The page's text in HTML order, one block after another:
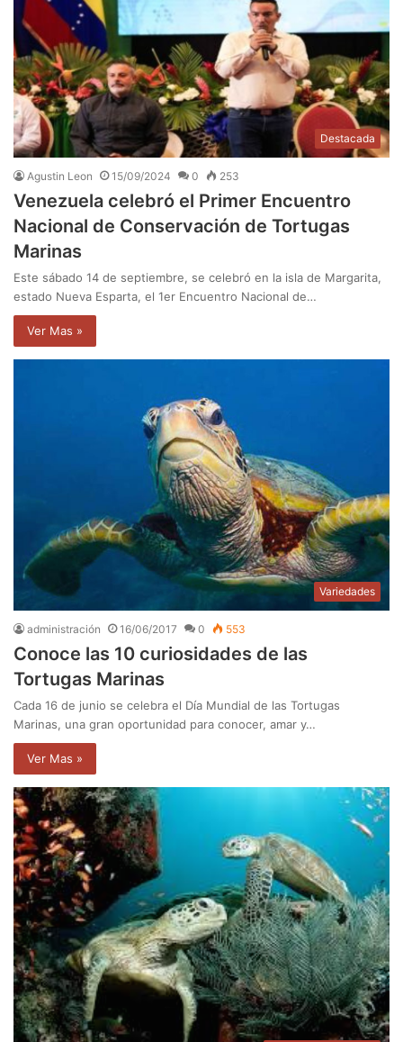
Destacada
Agustin Leon 15/09/2024 0 253
Venezuela celebró el Primer Encuentro
Nacional de Conservación de Tortugas
Marinas
Este sábado 14 de septiembre, se celebró en la isla de Margarita,
estado Nueva Esparta, el 1er Encuentro Nacional de…
Ver Mas »
Variedades
administración 16/06/2017 0 553
Conoce las 10 curiosidades de las
Tortugas Marinas
Cada 16 de junio se celebra el Día Mundial de las Tortugas
Marinas, una gran oportunidad para conocer, amar y…
Ver Mas »